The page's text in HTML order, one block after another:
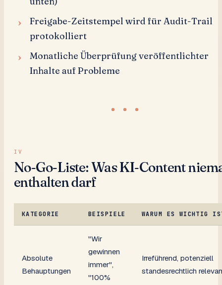
Freigabe-Zeitstempel wird für Audit-Trail
protokolliert
Monatliche Überprüfung veröffentlichter
Inhalte auf Probleme
No-Go-Liste: Was KI-Content
enthalten darf
KATEGORIE BEISPIELE WARUM ES WICHTIG
Absolute
Behauptungen
"Wir
gewinnen
immer",
"100%
Irreführend, potenziell
standesrechtlich